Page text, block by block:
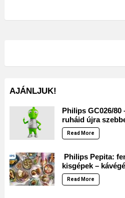
AJÁNLJUK!
Philips GC026/80
ruháid újra
Read More
Philips Pepita:
kisgépek –
Read More